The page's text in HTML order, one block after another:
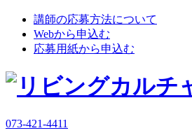
講師の応募方法について
Webから申込む
応募用紙から申込む
073-421-4411